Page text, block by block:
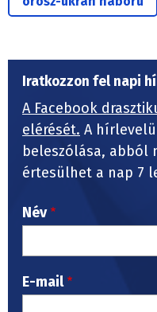
Iratkozzon fel napi
A Facebook
elérését. A
beleszólása, abból
értesülhet a nap 7
Név
E-mail